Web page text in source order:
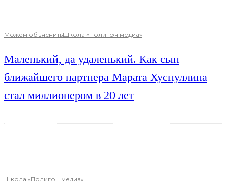
Можем объяснитьШкола «Полигон медиа»
Маленький, да удаленький. Как сын
ближайшего партнера Марата Хуснуллина
стал миллионером в 20 лет
Школа «Полигон медиа»